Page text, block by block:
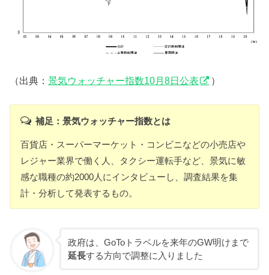
（出典：景気ウォッチャー指数10月8日公表 ）
補足：景気ウォッチャー指数とは
百貨店・スーパーマーケット・コンビニなどの小売店や
レジャー業界で働く人、タクシー運転手など、景気に敏
感な職種の約2000人にインタビューし、調査結果を集
計・分析して発表するもの。
政府は、GoToトラベルを来年のGW明けまで
延長する方向で調整に入りました